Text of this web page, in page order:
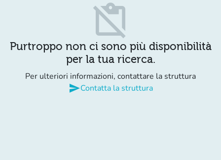
content_paste_off
Purtroppo non ci sono più disponibilità
per la tua ricerca.
Per ulteriori informazioni, contattare la struttura
sendContatta la struttura